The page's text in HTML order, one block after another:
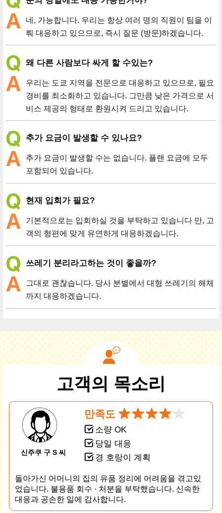
네, 가능합니다. 우리는 항상 여러 명의 직원이 팀을 이
뤄 대응하고 있으므로, 즉시 질문 (방문)하겠습니다.
왜 다른 사람보다 싸게 할 수있는?
우리는 도쿄 지역을 전문으로 대응하고 있으므로, 필요
경비를 최소화하고 있습니다. 그만큼 낮은 가격으로 서
비스 제공의 형태로 환원시켜 드리고 있습니다.
추가 요금이 발생할 수 있나요?
추가 요금이 발생할 수는 없습니다. 플랜 요금에 모두
포함되어 있습니다.
현재 입회가 필요?
기본적으로는 입회하실 것을 부탁하고 있습니다 만, 고
객의 형편에 맞게 유연하게 대응하겠습니다.
쓰레기 분리라고하는 것이 좋을까?
그대로 괜찮습니다. 당사 분별에서 대형 쓰레기의 해체
까지 대응하겠습니다.
고객의 목소리
신주쿠 구 S 씨
만족도
소량 OK
당일 대응
경 호랑이 계획
돌아가신 어머니의 집의 유품 정리에 어려움을 겪고있
었습니다. 불용품 회수 · 처분을 부탁했습니다. 신속한
대응과 공손한 일에 감사합니다.